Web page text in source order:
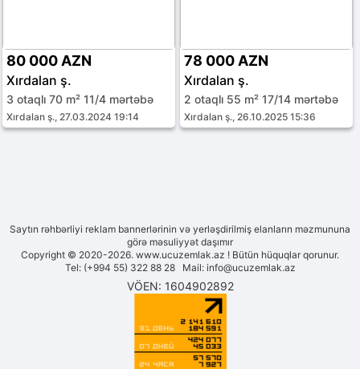
80 000 AZN
Xırdalan ş.
3 otaqlı 70 m² 11/4 mərtəbə
Xırdalan ş., 27.03.2024 19:14
78 000 AZN
Xırdalan ş.
2 otaqlı 55 m² 17/14 mərtəbə
Xırdalan ş., 26.10.2025 15:36
Saytın rəhbərliyi reklam bannerlərinin və yerləşdirilmiş elanların məzmununa
görə məsuliyyət daşımır
Copyright © 2020-2026. www.ucuzemlak.az ! Bütün hüquqlar qorunur.
Tel: (+994 55) 322 88 28 Mail: info@ucuzemlak.az
VÖEN: 1604902892